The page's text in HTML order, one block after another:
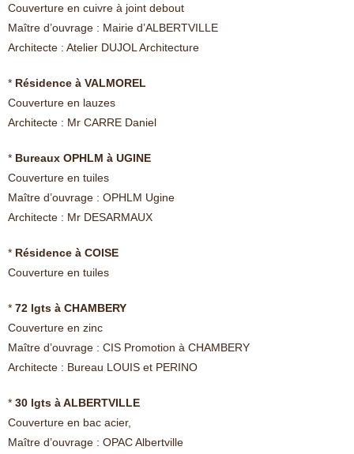
Couverture en cuivre à joint debout
Maître d’ouvrage : Mairie d’ALBERTVILLE
Architecte : Atelier DUJOL Architecture
* Résidence à VALMOREL
Couverture en lauzes
Architecte : Mr CARRE Daniel
* Bureaux OPHLM à UGINE
Couverture en tuiles
Maître d’ouvrage : OPHLM Ugine
Architecte : Mr DESARMAUX
* Résidence à COISE
Couverture en tuiles
* 72 lgts à CHAMBERY
Couverture en zinc
Maître d’ouvrage : CIS Promotion à CHAMBERY
Architecte : Bureau LOUIS et PERINO
* 30 lgts à ALBERTVILLE
Couverture en bac acier,
Maître d’ouvrage : OPAC Albertville